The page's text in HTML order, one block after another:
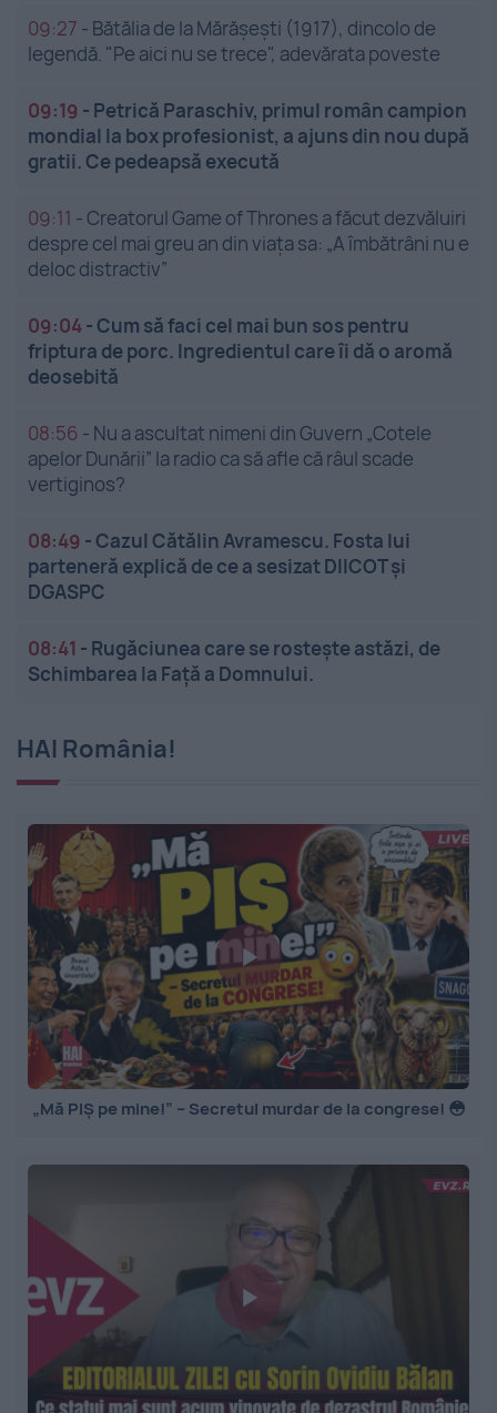
09:27 - Bătălia de la Mărășești (1917), dincolo de
legendă. "Pe aici nu se trece", adevărata poveste
09:19 - Petrică Paraschiv, primul român campion
mondial la box profesionist, a ajuns din nou după
gratii. Ce pedeapsă execută
09:11 -Creatorul Game of Thrones a făcut dezvăluiri
despre cel mai greu an din viața sa: „A îmbătrâni nu e
deloc distractiv”
09:04-Cum să faci cel mai bun sos pentru
friptura de porc. Ingredientul care îi dă o aromă
deosebită
08:56 - Nu a ascultat nimeni din Guvern „Cotele
apelor Dunării” la radio ca să afle că râul scade
vertiginos?
08:49 -Cazul Cătălin Avramescu. Fosta lui
parteneră explică de ce a sesizat DIICOT și
DGASPC
08:41 - Rugăciunea care se rostește astăzi, de
Schimbarea la Față a Domnului.
HAI România!
„Mă PIȘ pe mine!” – Secretul murdar de la congrese! 😳